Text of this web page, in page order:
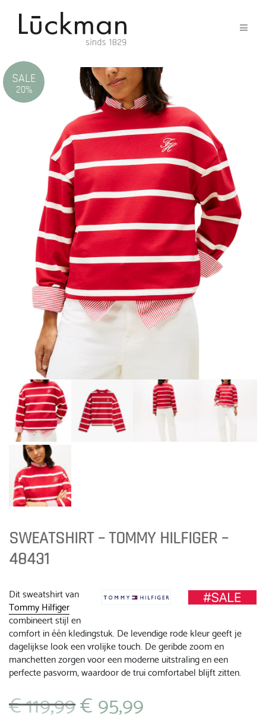
SALE
20%
SWEATSHIRT – TOMMY HILFIGER –
48431
Dit sweatshirt van
Tommy Hilfiger
combineert stijl en
comfort in één kledingstuk. De levendige rode kleur geeft je
dagelijkse look een vrolijke touch. De geribde zoom en
manchetten zorgen voor een moderne uitstraling en een
perfecte pasvorm, waardoor de trui comfortabel blijft zitten.
€119,99 Oorspronkelijke
prijs
€95,99